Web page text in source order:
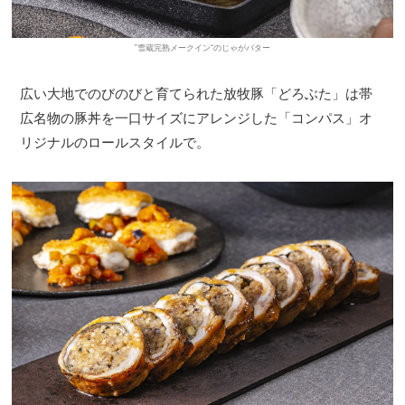
‟雪蔵完熟メークイン“のじゃがバター
広い大地でのびのびと育てられた放牧豚「どろぶた」は帯
広名物の豚丼を一口サイズにアレンジした「コンパス」オ
リジナルのロールスタイルで。